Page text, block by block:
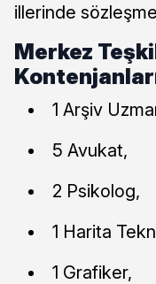
illerinde
Merkez
1 Arşiv
5 Avukat,
2 Psikolog,
1 Harita
1 Grafiker,